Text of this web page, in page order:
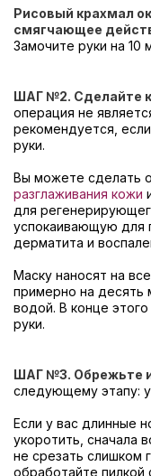
Рисовый крахмал
смягчающее
Замочите руки на 10
ШАГ №2. Сделайте
операция не
рекомендуется,
руки.
Вы можете сделать
разглаживания кожи
для
успокаивающую для
дерматита и
Маску наносят на
примерно на десять
водой. В конце
руки.
ШАГ №3. Обрежьте
следующему этапу:
Если у вас длинные
укоротить, сначала
не срезать слишком
обработайте пилкой